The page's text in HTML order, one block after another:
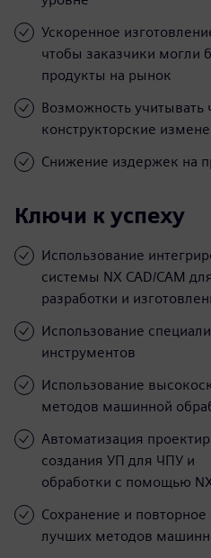
Ускоренное
чтобы заказчики могли
продукты на рынок
Возможность учитывать
конструкторские
Снижение издержек на
Ключи к успеху
Использование
системы NХ CAD/CAM для
разработки и
Использование
инструментов
Использование
методов машинной
Автоматизация
создания УП для ЧПУ и
обработки с помощью
Сохранение и повторное
лучших методов